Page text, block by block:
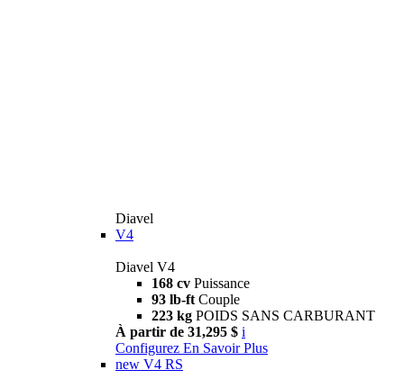
Diavel
V4
Diavel V4
168 cv Puissance
93 lb-ft Couple
223 kg POIDS SANS CARBURANT
À partir de 31,295 $ i
Configurez En Savoir Plus
new V4 RS